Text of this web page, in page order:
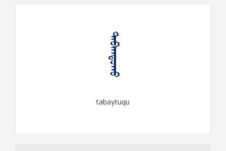
ᠲᠠᠪᠠᠭᠲᠤᠬᠤ
tabaγtuqu